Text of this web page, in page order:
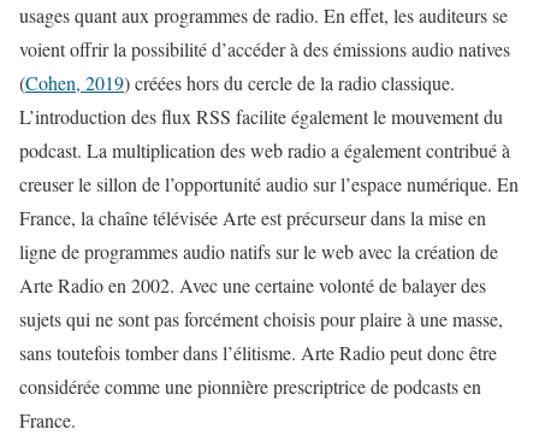
usages quant aux programmes de radio. En effet, les auditeurs se
voient offrir la possibilité d’accéder à des émissions audio natives
(Cohen, 2019) créées hors du cercle de la radio classique.
L’introduction des flux RSS facilite également le mouvement du
podcast. La multiplication des web radio a également contribué à
creuser le sillon de l’opportunité audio sur l’espace numérique. En
France, la chaîne télévisée Arte est précurseur dans la mise en
ligne de programmes audio natifs sur le web avec la création de
Arte Radio en 2002. Avec une certaine volonté de balayer des
sujets qui ne sont pas forcément choisis pour plaire à une masse,
sans toutefois tomber dans l’élitisme. Arte Radio peut donc être
considérée comme une pionnière prescriptrice de podcasts en
France.